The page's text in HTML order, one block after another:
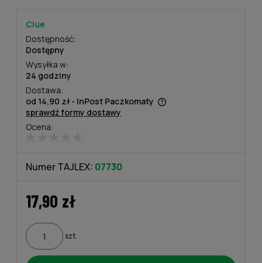
Ocena:
Clue
Dostępność:
Dostępny
Wysyłka w:
24 godziny
Dostawa:
od 14,90 zł - InPost Paczkomaty
Cena nie zawiera ewentualnych kosztów płatności
sprawdź formy dostawy
Numer TAJLEX: 07730
17,90 zł
szt.